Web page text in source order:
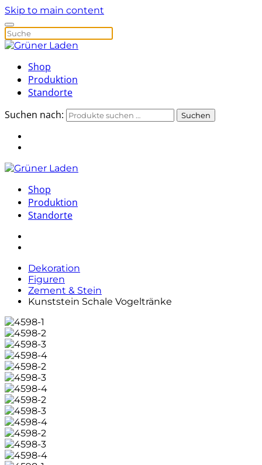
Skip to main content
Shop
Produktion
Standorte
Suchen nach:
Suchen
Shop
Produktion
Standorte
Dekoration
Figuren
Zement & Stein
Kunststein Schale Vogeltränke